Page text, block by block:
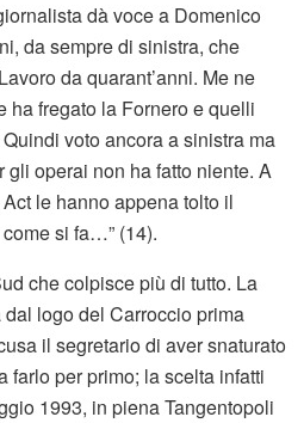
dà voce a Domenico
da sempre di sinistra, che
da quarant’anni. Me ne
ha fregato la Fornero e quelli
voto ancora a sinistra ma
gli operai non ha fatto niente. A
le hanno appena tolto il
si fa…” (14).
che colpisce più di tutto. La
dal logo del Carroccio prima
il segretario di aver snaturato
farlo per primo; la scelta infatti
1993, in piena Tangentopoli